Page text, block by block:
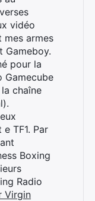
vidéo
mes armes
Gameboy.
pour la
Gamecube
chaîne
TF1. Par
Boxing
Radio
Virgin